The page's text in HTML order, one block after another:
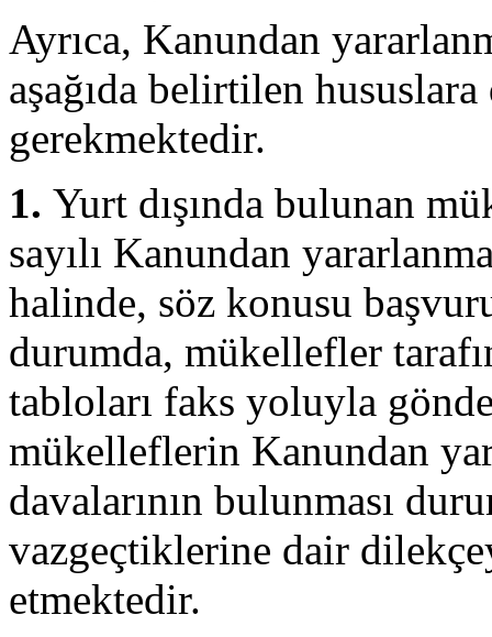
Ayrıca, Kanundan
aşağıda belirtilen
gerekmektedir.
1. Yurt dışında bulunan
sayılı Kanundan
halinde, söz konusu
durumda, mükellefler
tabloları faks yoluyla
mükelleflerin Kanundan
davalarının bulunması
vazgeçtiklerine dair
etmektedir.